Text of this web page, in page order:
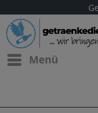
Menü